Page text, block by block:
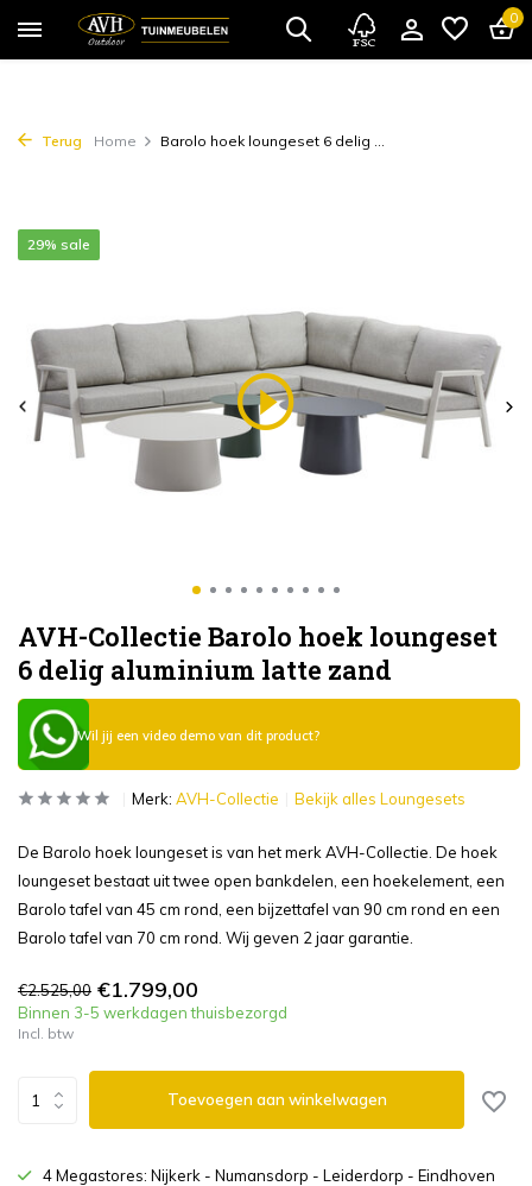
0
Terug Home Barolo hoek loungeset 6 delig ...
AVH-Collectie Barolo hoek loungeset
6 delig aluminium latte zand
29% sale
Wil jij een video demo van dit product?
Merk: AVH-Collectie Bekijk alles Loungesets
De Barolo hoek loungeset is van het merk AVH-Collectie. De hoek
loungeset bestaat uit twee open bankdelen, een hoekelement, een
Barolo tafel van 45 cm rond, een bijzettafel van 90 cm rond en een
Barolo tafel van 70 cm rond. Wij geven 2 jaar garantie.
€2.525,00 €1.799,00
Binnen 3-5 werkdagen thuisbezorgd
Incl. btw
Toevoegen aan winkelwagen
4 Megastores: Nijkerk - Numansdorp - Leiderdorp - Eindhoven